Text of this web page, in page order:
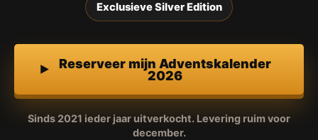
Exclusieve Silver Edition
Reserveer mijn Adventskalender
2026
Sinds 2021 ieder jaar uitverkocht. Levering ruim voor
december.